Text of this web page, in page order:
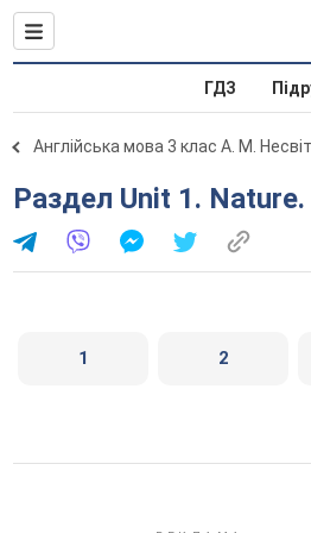
ГДЗ
Англійська мова 3 клас А. М.
Раздел Unit 1.
1 2